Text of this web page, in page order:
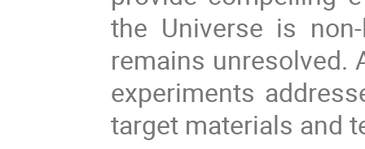
the Universe is
remains unresolved.
experiments
target materials and